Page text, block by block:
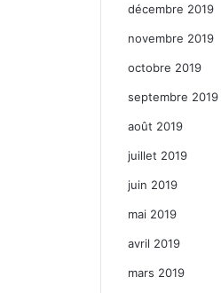
décembre 2019
novembre 2019
octobre 2019
septembre 2019
août 2019
juillet 2019
juin 2019
mai 2019
avril 2019
mars 2019